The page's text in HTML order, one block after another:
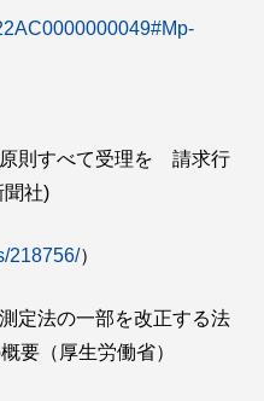
則すべて受理を 請求行
社)
218756/）
定法の一部を改正する法
要（厚生労働省）